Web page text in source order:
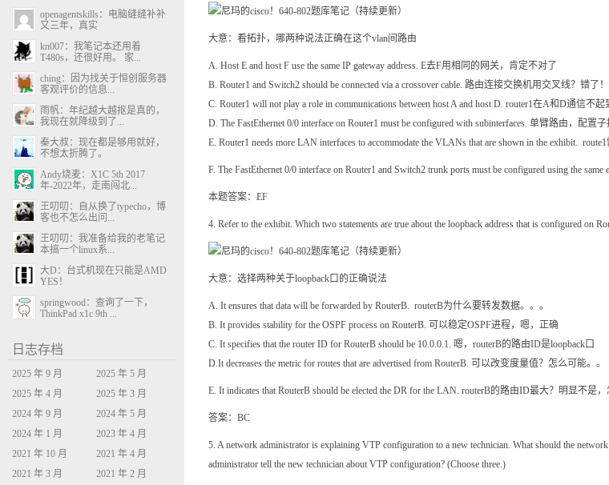
大意：看拓扑，哪两种说法正确在这个vlan间路由
A. Host E and host F use the same IP gateway address. E去F用相同的网关，肯定不对了
B. Router1 and Switch2 should be connected via a crossover cable. 路由连接交换机用交叉线？错了！
C. Router1 will not play a role in communications between host A and host D. router1在A和D通信不
D. The FastEthernet 0/0 interface on Router1 must be configured with subinterfaces. 单臂路由，配置
E. Router1 needs more LAN interfaces to accommodate the VLANs that are shown in the exhibit.
F. The FastEthernet 0/0 interface on Router1 and Switch2 trunk ports must be configured using the
本题答案：EF
4. Refer to the exhibit. Which two statements are true about the loopback address that is configured on
大意：选择两种关于loopback口的正确说法
A. It ensures that data will be forwarded by RouterB. routerB为什么要转发数据。。。
B. It provides stability for the OSPF process on RouterB. 可以稳定OSPF进程，嗯，正确
C. It specifies that the router ID for RouterB should be 10.0.0.1. 嗯，routerB的路由ID是loopback口
D.It decreases the metric for routes that are advertised from RouterB. 可以改变度量值？怎么可能。。
E. It indicates that RouterB should be elected the DR for the LAN. routerB的路由ID最大？明显不是
答案：BC
5. A network administrator is explaining VTP configuration to a new technician. What should the network
administrator tell the new technician about VTP configuration? (Choose three.)
openagentskills：电脑缝缝补补
又三年，真实
kn007：我笔记本还用着
T480s，还很好用。 家...
ching：因为找关于恒创服务器
客观评价的信息...
雨帆：年纪越大越抠是真的，
我现在就降级到了...
秦大叔：现在都是够用就好，
不想太折腾了。
Andy烧麦：X1C 5th 2017
年-2022年，走南闯北...
王叨叨：自从换了typecho，博
客也不怎么出问...
王叨叨：我准备给我的老笔记
本搞一个linux系...
大D：台式机现在只能是AMD
YES！
springwood：查询了一下，
ThinkPad x1c 9th ...
日志存档
2025 年 9 月
2025 年 5 月
2025 年 4 月
2025 年 3 月
2024 年 9 月
2024 年 5 月
2024 年 1 月
2023 年 4 月
2021 年 10 月
2021 年 4 月
2021 年 3 月
2021 年 2 月